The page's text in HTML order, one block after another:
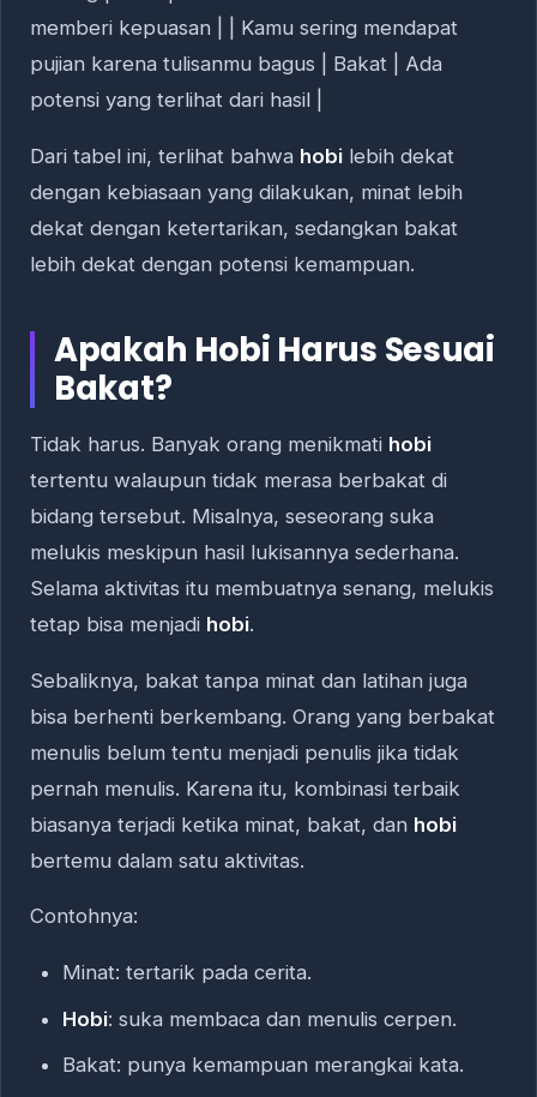
memberi kepuasan | | Kamu sering mendapat
pujian karena tulisanmu bagus | Bakat | Ada
potensi yang terlihat dari hasil |
Dari tabel ini, terlihat bahwa hobi lebih dekat
dengan kebiasaan yang dilakukan, minat lebih
dekat dengan ketertarikan, sedangkan bakat
lebih dekat dengan potensi kemampuan.
Apakah Hobi Harus Sesuai
Bakat?
Tidak harus. Banyak orang menikmati hobi
tertentu walaupun tidak merasa berbakat di
bidang tersebut. Misalnya, seseorang suka
melukis meskipun hasil lukisannya sederhana.
Selama aktivitas itu membuatnya senang, melukis
tetap bisa menjadi hobi.
Sebaliknya, bakat tanpa minat dan latihan juga
bisa berhenti berkembang. Orang yang berbakat
menulis belum tentu menjadi penulis jika tidak
pernah menulis. Karena itu, kombinasi terbaik
biasanya terjadi ketika minat, bakat, dan hobi
bertemu dalam satu aktivitas.
Contohnya:
Minat: tertarik pada cerita.
Hobi: suka membaca dan menulis cerpen.
Bakat: punya kemampuan merangkai kata.